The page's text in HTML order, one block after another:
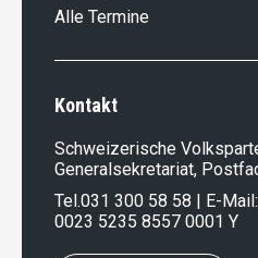
Alle Termine
Kontakt
Schweizerische
Generalsekretariat,
Tel.031 300 58 58 | E-Mail:
0023 5235 8557 0001 Y